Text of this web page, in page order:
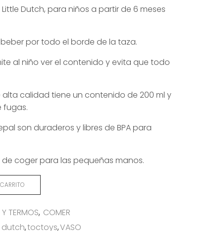
Dutch, para niños a partir de 6 meses
por todo el borde de la taza.
al niño ver el contenido y evita que todo
alta calidad tiene un contenido de 200 ml y
fugas.
son duraderos y libres de BPA para
coger para las pequeñas manos.
Y TERMOS, COMER
dutch,toctoys,VASO